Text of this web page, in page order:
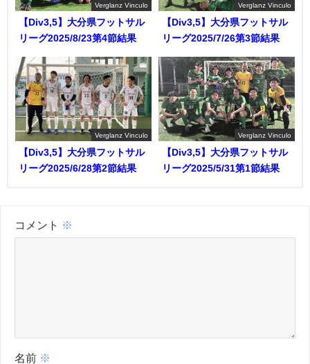
Verglanz Vinculo
【Div3,5】大分県フットサル
リーグ2025/8/23第4節結果
Verglanz Vinculo
【Div3,5】大分県フットサル
リーグ2025/7/26第3節結果
Verglanz Vinculo
【Div3,5】大分県フットサル
リーグ2025/6/28第2節結果
Verglanz Vinculo
【Div3,5】大分県フットサル
リーグ2025/5/31第1節結果
コメント ※
名前 ※